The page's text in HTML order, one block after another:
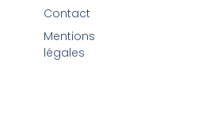
Contact
Mentions
légales